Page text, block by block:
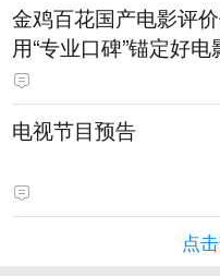
金鸡百花国产电影评
用“专业口碑”锚定好电
电视节目预告
点